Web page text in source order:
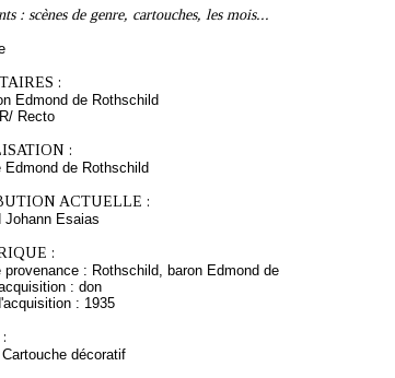
: scènes de genre, cartouches, les mois...
:
Edmond de Rothschild
Recto
:
Edmond de Rothschild
ACTUELLE :
Johann Esaias
:
provenance : Rothschild, baron Edmond de
: don
: 1935
décoratif